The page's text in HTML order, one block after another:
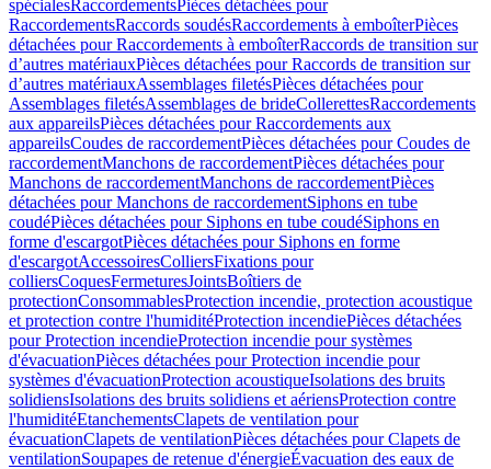
spécialesRaccordementsPièces détachées pour
RaccordementsRaccords soudésRaccordements à emboîterPièces
détachées pour Raccordements à emboîterRaccords de transition sur
d’autres matériauxPièces détachées pour Raccords de transition sur
d’autres matériauxAssemblages filetésPièces détachées pour
Assemblages filetésAssemblages de brideCollerettesRaccordements
aux appareilsPièces détachées pour Raccordements aux
appareilsCoudes de raccordementPièces détachées pour Coudes de
raccordementManchons de raccordementPièces détachées pour
Manchons de raccordementManchons de raccordementPièces
détachées pour Manchons de raccordementSiphons en tube
coudéPièces détachées pour Siphons en tube coudéSiphons en
forme d'escargotPièces détachées pour Siphons en forme
d'escargotAccessoiresColliersFixations pour
colliersCoquesFermeturesJointsBoîtiers de
protectionConsommablesProtection incendie, protection acoustique
et protection contre l'humiditéProtection incendiePièces détachées
pour Protection incendieProtection incendie pour systèmes
d'évacuationPièces détachées pour Protection incendie pour
systèmes d'évacuationProtection acoustiqueIsolations des bruits
solidiensIsolations des bruits solidiens et aériensProtection contre
l'humiditéEtanchementsClapets de ventilation pour
évacuationClapets de ventilationPièces détachées pour Clapets de
ventilationSoupapes de retenue d'énergieÉvacuation des eaux de